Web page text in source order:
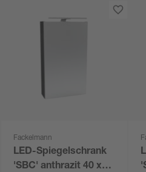
Fackelmann
LED-Spiegelschrank
'SBC' anthrazit 40 x